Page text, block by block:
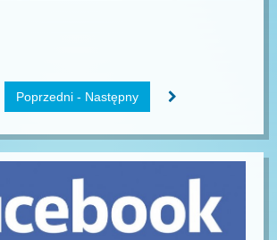
Poprzedni - Następny